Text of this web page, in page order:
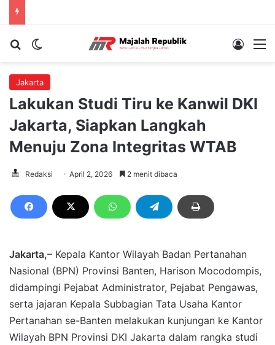
Cari berita...Switch skin Log In
Jakarta
Lakukan Studi Tiru ke Kanwil DKI
Jakarta, Siapkan Langkah
Menuju Zona Integritas WTAB
Redaksi April 2, 2026 2 menit dibaca
Jakarta,– Kepala Kantor Wilayah Badan Pertanahan
Nasional (BPN) Provinsi Banten, Harison Mocodompis,
didampingi Pejabat Administrator, Pejabat Pengawas,
serta jajaran Kepala Subbagian Tata Usaha Kantor
Pertanahan se-Banten melakukan kunjungan ke Kantor
Wilayah BPN Provinsi DKI Jakarta dalam rangka studi